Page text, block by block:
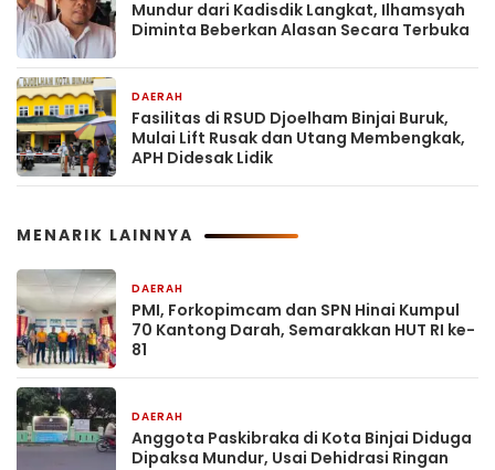
Mundur dari Kadisdik Langkat, Ilhamsyah
Diminta Beberkan Alasan Secara Terbuka
DAERAH
Fasilitas di RSUD Djoelham Binjai Buruk,
Mulai Lift Rusak dan Utang Membengkak,
APH Didesak Lidik
MENARIK LAINNYA
DAERAH
PMI, Forkopimcam dan SPN Hinai Kumpul
70 Kantong Darah, Semarakkan HUT RI ke-
81
DAERAH
Anggota Paskibraka di Kota Binjai Diduga
Dipaksa Mundur, Usai Dehidrasi Ringan